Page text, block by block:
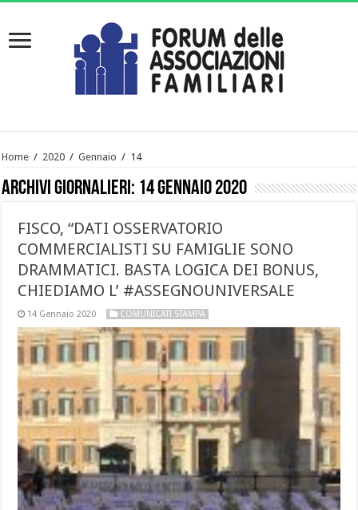
Home / 2020 / Gennaio / 14
Archivi giornalieri: 14 Gennaio 2020
FISCO, “DATI OSSERVATORIO
COMMERCIALISTI SU FAMIGLIE SONO
DRAMMATICI. BASTA LOGICA DEI BONUS,
CHIEDIAMO L’ #ASSEGNOUNIVERSALE
14 Gennaio 2020 COMUNICATI STAMPA